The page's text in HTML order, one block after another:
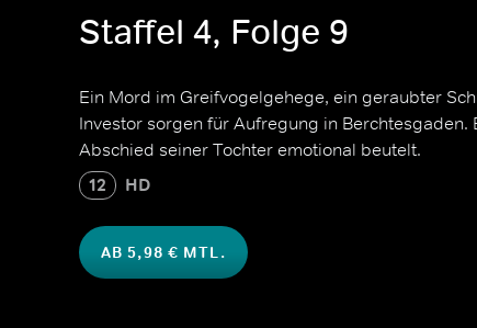
Staffel 4, Folge 9
Ein Mord im Greifvogelgehege, ein geraubter
Investor sorgen für Aufregung in
Abschied seiner Tochter emotional beutelt.
12 HD
AB 5,98 € MTL.